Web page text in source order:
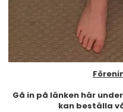
Gå in på länken här
kan beställa